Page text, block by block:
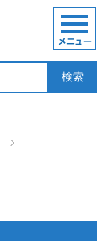
検索
メニュー